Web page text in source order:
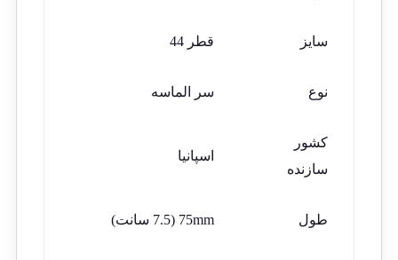
سایز قطر 44
نوع سر الماسه
کشور
سازنده
اسپانیا
طول 75mm (7.5 سانت)